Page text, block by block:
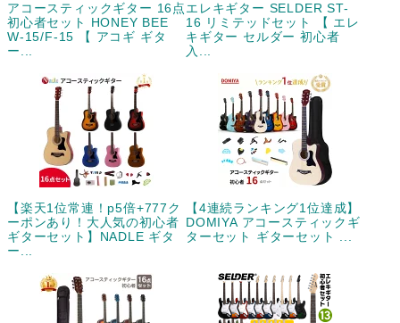
アコースティックギター 16点
初心者セット HONEY BEE
W-15/F-15 【 アコギ ギタ
ー...
エレキギター SELDER ST-
16 リミテッドセット 【 エレ
キギター セルダー 初心者
入...
【楽天1位常連！p5倍+777ク
ーポンあり！大人気の初心者
ギターセット】NADLE ギタ
ー...
【4連続ランキング1位達成】
DOMIYA アコースティックギ
ターセット ギターセット ...